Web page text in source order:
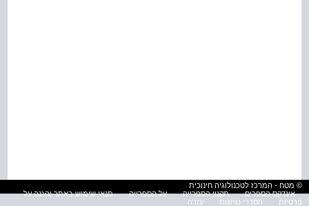
© מטח - המרכז לטכנולוגיה חינוכית
אינדקס הספרים
תקנון הספרייה על הספרייה
תנאי שימוש באתר והגנה על
פרטיות
הסדרי נגישות עזרה